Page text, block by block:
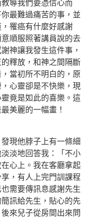
導我們要憑信心而
最難過痛苦的事，並
罹癌有什麼好感謝
順服照著講員說的去
神讓我發生這件事，
釋放，和神之間隔斷
當初所不明白的，原
心靈卻是不快樂，現
竟是如此的喜樂。這
美麗的一幅畫！
現他脖子上有一條細
淡地回答我：「不小
心上。我在客廳拿起
，有人上完門訓課程
需要傳訊息感謝先生
訊給先生，貼心的先
來兒子從房間出來問